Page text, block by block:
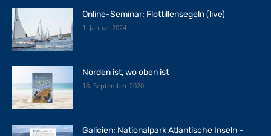
Online-Seminar: Flottillensegeln (live)
1. Januar 2024
Norden ist, wo oben ist
18. September 2020
Galicien: Nationalpark Atlantische Inseln –